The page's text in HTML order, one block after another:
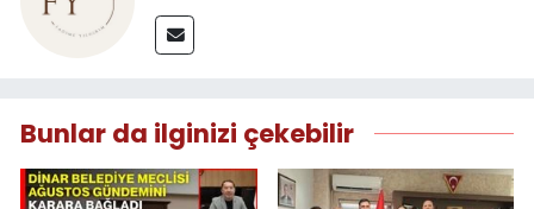
Bunlar da ilginizi çekebilir